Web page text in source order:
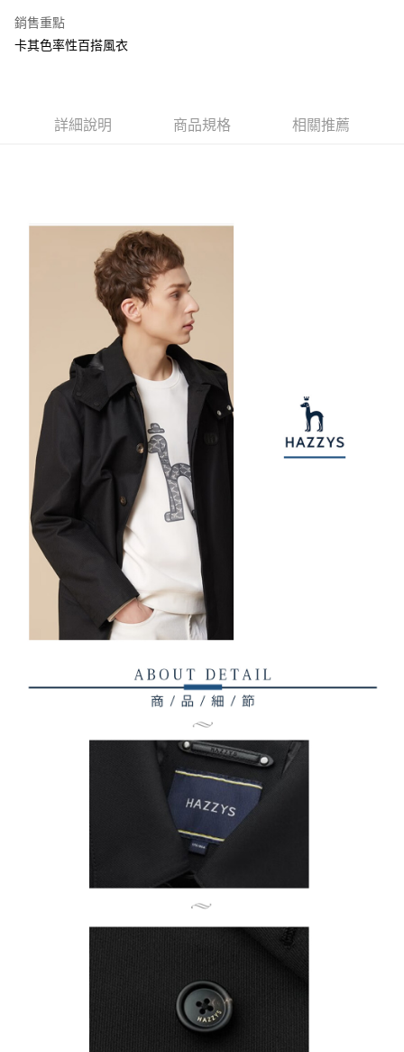
1.本服務由台灣大哥大提供，台灣大哥大用戶可立即使用無須另外申請。
流程，驗證手機門號後，選擇欲分期的期數、繳款截止日，確認付款後即完
消。如遇「轉專審核」未通過狀況，表示未達大哥付你分期系統評分，恕無
法說明評估內容。
1.本服務係由「台灣大哥大股份有限公司」（以下簡稱本公司）所提供，讓
用戶於交易時，得透過本服務購買商品或服務，並由商店將買賣／分期付款
買賣價金債權讓與本公司後，依約使用本公司帳單繳交帳款。
2.基於同意付款使用「大哥付你分期」之契約關係目的，商店將以您的個人
資料（包含姓名、電話或地址）提供予台灣大哥大進項蒐集、處理及利用，
由本公司與您本人進行分期帳單所需資料之確認、核對及更正。
3.完整用戶服務條款，請詳閱以下連結：
AFTEE先享後付
相關說明
２．便利：只要手機號碼，簡訊認證，即可結帳。
３．收到繳費通知簡訊後14天內，點擊此簡訊中的連結，可透過四大超商／
ATM／網路銀行／等多元方式進行付款，方視為交易完成。
※ 請注意：結帳手續完成當下不需立刻繳費，但若您需要取消訂單，請聯絡
購買商品的店家。未經商家同意取消之訂單仍視為有效，需透過AFTEE先享
後付繳納相關費用。
※ 交易是否成功請以「AFTEE先享後付 」之結帳頁面顯示為準，若有關於
是否繳費成功／繳費後需取消欲退款等相關疑問，請聯繫「AFTEE先享後付
客戶支援中心」https://netprotections.freshdesk.com/support/home
【注意事項】
１．透過由恩沛科技股份有限公司提供之「AFTEE先享後付」服務完成之交
易，需依本服務之必要範圍內提供個人資料，並將交易相關給付款項請求債
權轉讓予恩沛科技股份有限公司。
２．關於個人資料處理事宜，請瀏覽以下網址：
https://aftee.tw/terms/#terms3
３．未成年的使用者請事先徵得法定代理人或監護人之同意方可使用
「AFTEE先享後付」，若未經同意申辦者引起之損失，本公司不負相關責
任。
４．使用「AFTEE先享後付」時，將依據個別帳號之用戶狀況，依本公司即
時審查核予不同之上限額度；若仍有額度不足之情形，本公司將視審查結果
請求用戶進行身份認證。
５．嚴禁一人註冊多個帳號或使用他人資訊註冊。若發現惡意使用之情形，
恩沛科技股份有限公司將有權停止該用戶之使用額度並採取法律行動。
運送方式
免運費
萊爾富取貨付款
付款後萊爾富取貨
7-11取貨付款
免運費
付款後7-11取貨
免運費
宅配
免運費
離島宅配
銷售重點
卡其色率性百搭風衣
詳細說明 商品規格 相關推薦